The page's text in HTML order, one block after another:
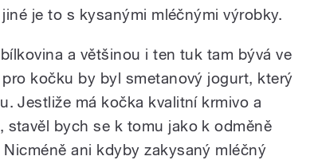
je to s kysanými mléčnými výrobky.
a většinou i ten tuk tam bývá ve
kočku by byl smetanový jogurt, který
Jestliže má kočka kvalitní krmivo a
stavěl bych se k tomu jako k odměně
ani kdyby zakysaný mléčný